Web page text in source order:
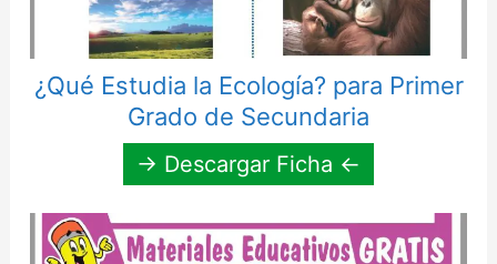
¿Qué Estudia la Ecología? para Primer
Grado de Secundaria
→ Descargar Ficha ←